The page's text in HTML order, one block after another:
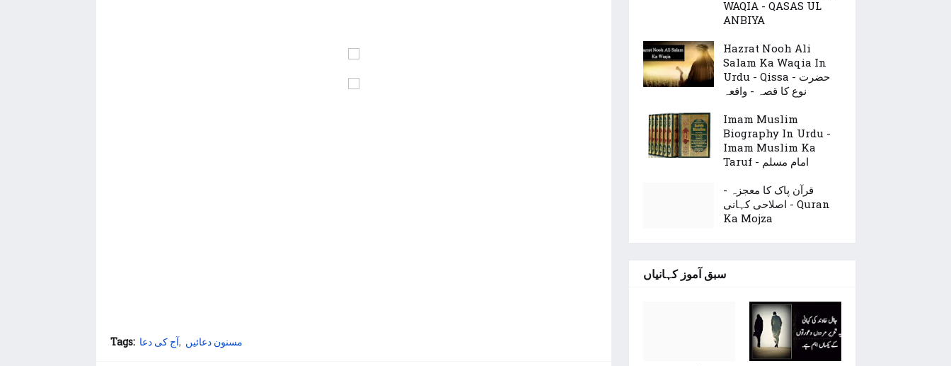
Tags: آج کی دعا مسنون دعائیں
WAQIA - QASAS UL
ANBIYA
Hazrat Nooh Ali
Salam Ka Waqia In
Urdu - Qissa - حضرت
نوع کا قصہ - واقعہ
Imam Muslim
Biography In Urdu -
Imam Muslim Ka
Taruf - امام مسلم
قرآن پاک کا معجزہ -
اصلاحی کہانی - Quran
Ka Mojza
سبق آموز کہانیاں